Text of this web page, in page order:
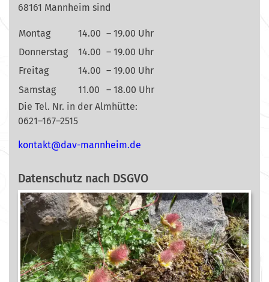
68161 Mannheim sind
Montag 14.00 – 19.00 Uhr
Donnerstag
14.00 – 19.00 Uhr
Freitag
14.00 – 19.00 Uhr
Samstag
11.00
– 18.00 Uhr
Die Tel. Nr. in der Almhütte:
0621–167–2515
ed.mi
ehnna
m-vad
@tkat
nok
Datenschutz nach DSGVO